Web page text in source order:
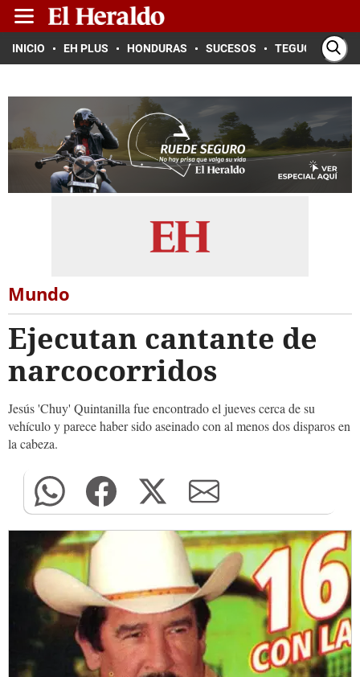
INICIO EH PLUS HONDURAS SUCESOS TEGUCIGALPA
Mundo
Ejecutan cantante de
narcocorridos
Jesús 'Chuy' Quintanilla fue encontrado el jueves cerca de su
vehículo y parece haber sido aseinado con al menos dos disparos en
la cabeza.